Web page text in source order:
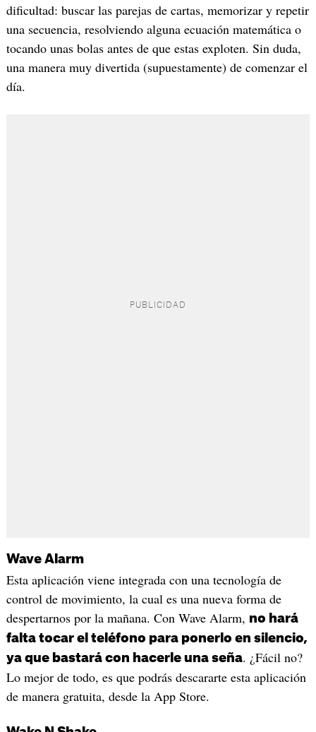
dificultad: buscar las parejas de cartas, memorizar y repetir
una secuencia, resolviendo alguna ecuación matemática o
tocando unas bolas antes de que estas exploten. Sin duda,
una manera muy divertida (supuestamente) de comenzar el
día.
Wave Alarm
Esta aplicación viene integrada con una tecnología de
control de movimiento, la cual es una nueva forma de
despertarnos por la mañana. Con Wave Alarm, no hará
falta tocar el teléfono para ponerlo en silencio,
ya que bastará con hacerle una seña. ¿Fácil no?
Lo mejor de todo, es que podrás descararte esta aplicación
de manera gratuita, desde la App Store.